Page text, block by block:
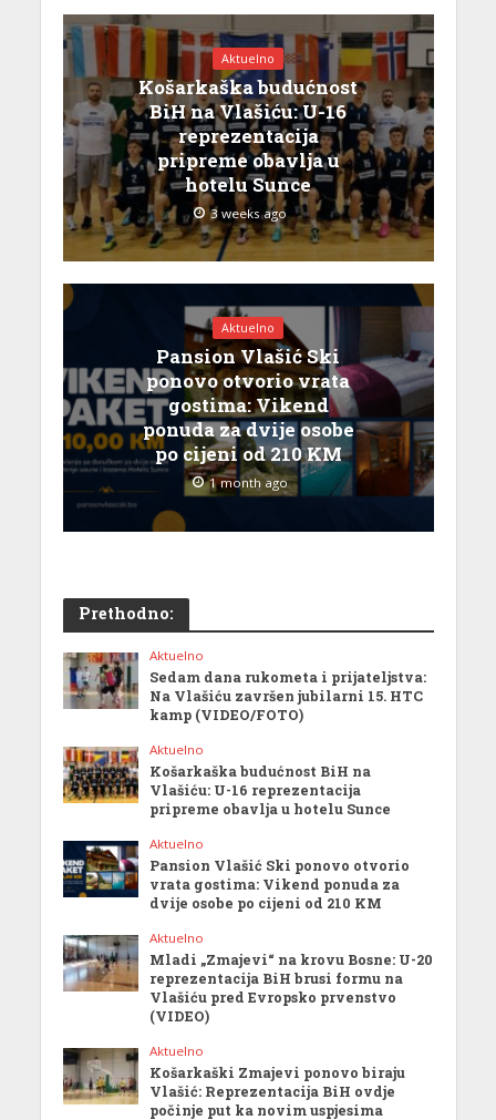
Aktuelno
Košarkaška budućnost
BiH na Vlašiću: U-16
reprezentacija
pripreme obavlja u
hotelu Sunce
3 weeks ago
Aktuelno
Pansion Vlašić Ski
ponovo otvorio vrata
gostima: Vikend
ponuda za dvije osobe
po cijeni od 210 KM
1 month ago
Prethodno:
Aktuelno
Sedam dana rukometa i prijateljstva:
Na Vlašiću završen jubilarni 15. HTC
kamp (VIDEO/FOTO)
Aktuelno
Košarkaška budućnost BiH na
Vlašiću: U-16 reprezentacija
pripreme obavlja u hotelu Sunce
Aktuelno
Pansion Vlašić Ski ponovo otvorio
vrata gostima: Vikend ponuda za
dvije osobe po cijeni od 210 KM
Aktuelno
Mladi „Zmajevi“ na krovu Bosne: U-20
reprezentacija BiH brusi formu na
Vlašiću pred Evropsko prvenstvo
(VIDEO)
Aktuelno
Košarkaški Zmajevi ponovo biraju
Vlašić: Reprezentacija BiH ovdje
počinje put ka novim uspjesima